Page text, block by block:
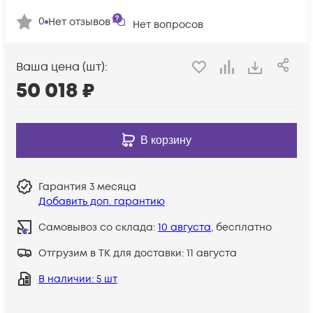
0 Нет отзывов Нет вопросов
Ваша цена (шт):
50 018₽
В корзину
Гарантия 3 месяца
Добавить доп. гарантию
Самовывоз со склада: 10 августа, бесплатно
Отгрузим в ТК для доставки: 11 августа
В наличии: 5 шт